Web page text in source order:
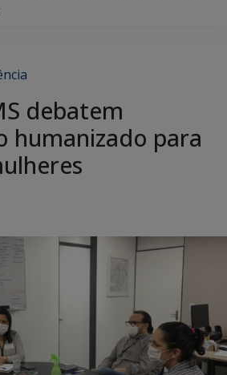
debatem
humanizado para